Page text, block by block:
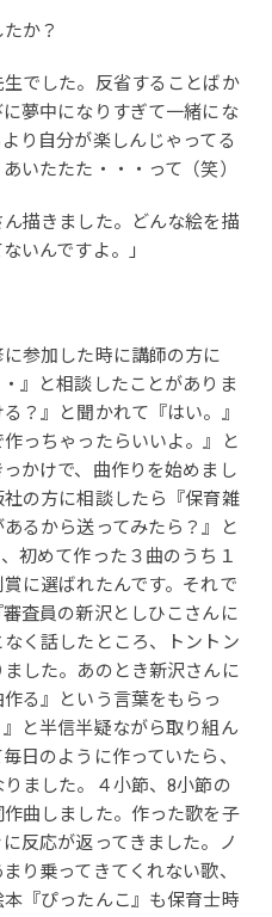
か？
生でした。反省することばか
夢中になりすぎて一緒にな
り自分が楽しんじゃってる
いたたた・・・って（笑）
描きました。どんな絵を描
いんですよ。」
に参加した時に講師の方に
』と相談したことがありま
？』と聞かれて『はい。』
っちゃったらいいよ。』と
かけで、曲作りを始めまし
の方に相談したら『保育雑
るから送ってみたら？』と
初めて作った３曲のうち１
に選ばれたんです。それで
査員の新沢としひこさんに
く話したところ、トントン
した。あのとき新沢さんに
る』という言葉をもらっ
と半信半疑ながら取り組ん
日のように作っていたら、
ました。４小節、8小節の
曲しました。作った歌を子
反応が返ってきました。ノ
り乗ってきてくれない歌、
『ぴったんこ』も保育士時